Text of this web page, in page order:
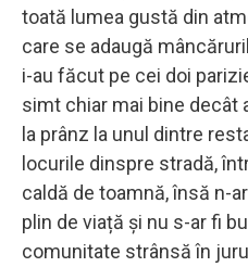
toată lumea gustă din
care se adaugă
i-au făcut pe cei doi
simt chiar mai bine decât
la prânz la unul dintre
locurile dinspre stradă,
caldă de toamnă, însă n-
plin de viață și nu s-ar fi
comunitate strânsă în